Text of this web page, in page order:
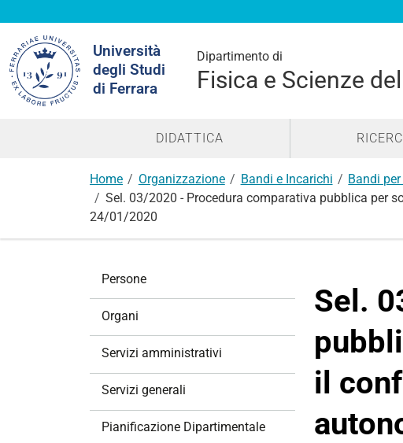
Università
degli Studi
di Ferrara
Dipartimento di
Fisica e Scienze
nel
sito
DIDATTICA
Home Organizzazione Bandi e Incarichi Bandi
Sel. 03/2020 - Procedura comparativa pubblica per
24/01/2020
Sel.
il
Persone
Organi
Servizi amministrativi
Servizi generali
Pianificazione Dipartimentale